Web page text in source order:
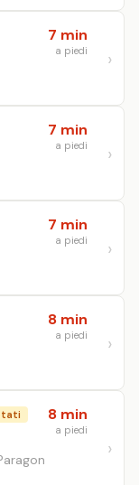
7 min
a piedi
7 min
a piedi
7 min
a piedi
8 min
a piedi
8 min
a piedi